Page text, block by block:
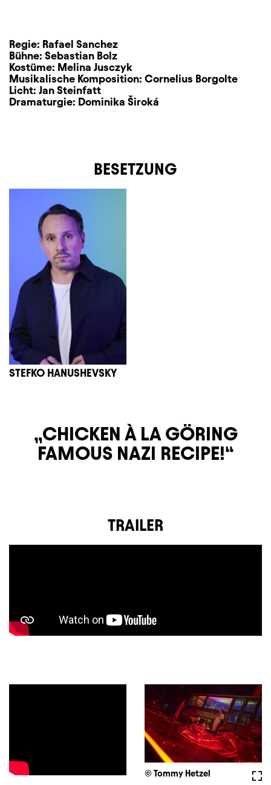
Regie: Rafael Sanchez
Bühne: Sebastian Bolz
Kostüme: Melina Jusczyk
Musikalische Komposition: Cornelius Borgolte
Licht: Jan Steinfatt
Dramaturgie: Dominika Široká
BESETZUNG
STEFKO HANUSHEVSKY
CHICKEN À LA GÖRING
FAMOUS NAZI RECIPE!
TRAILER
© Tommy Hetzel